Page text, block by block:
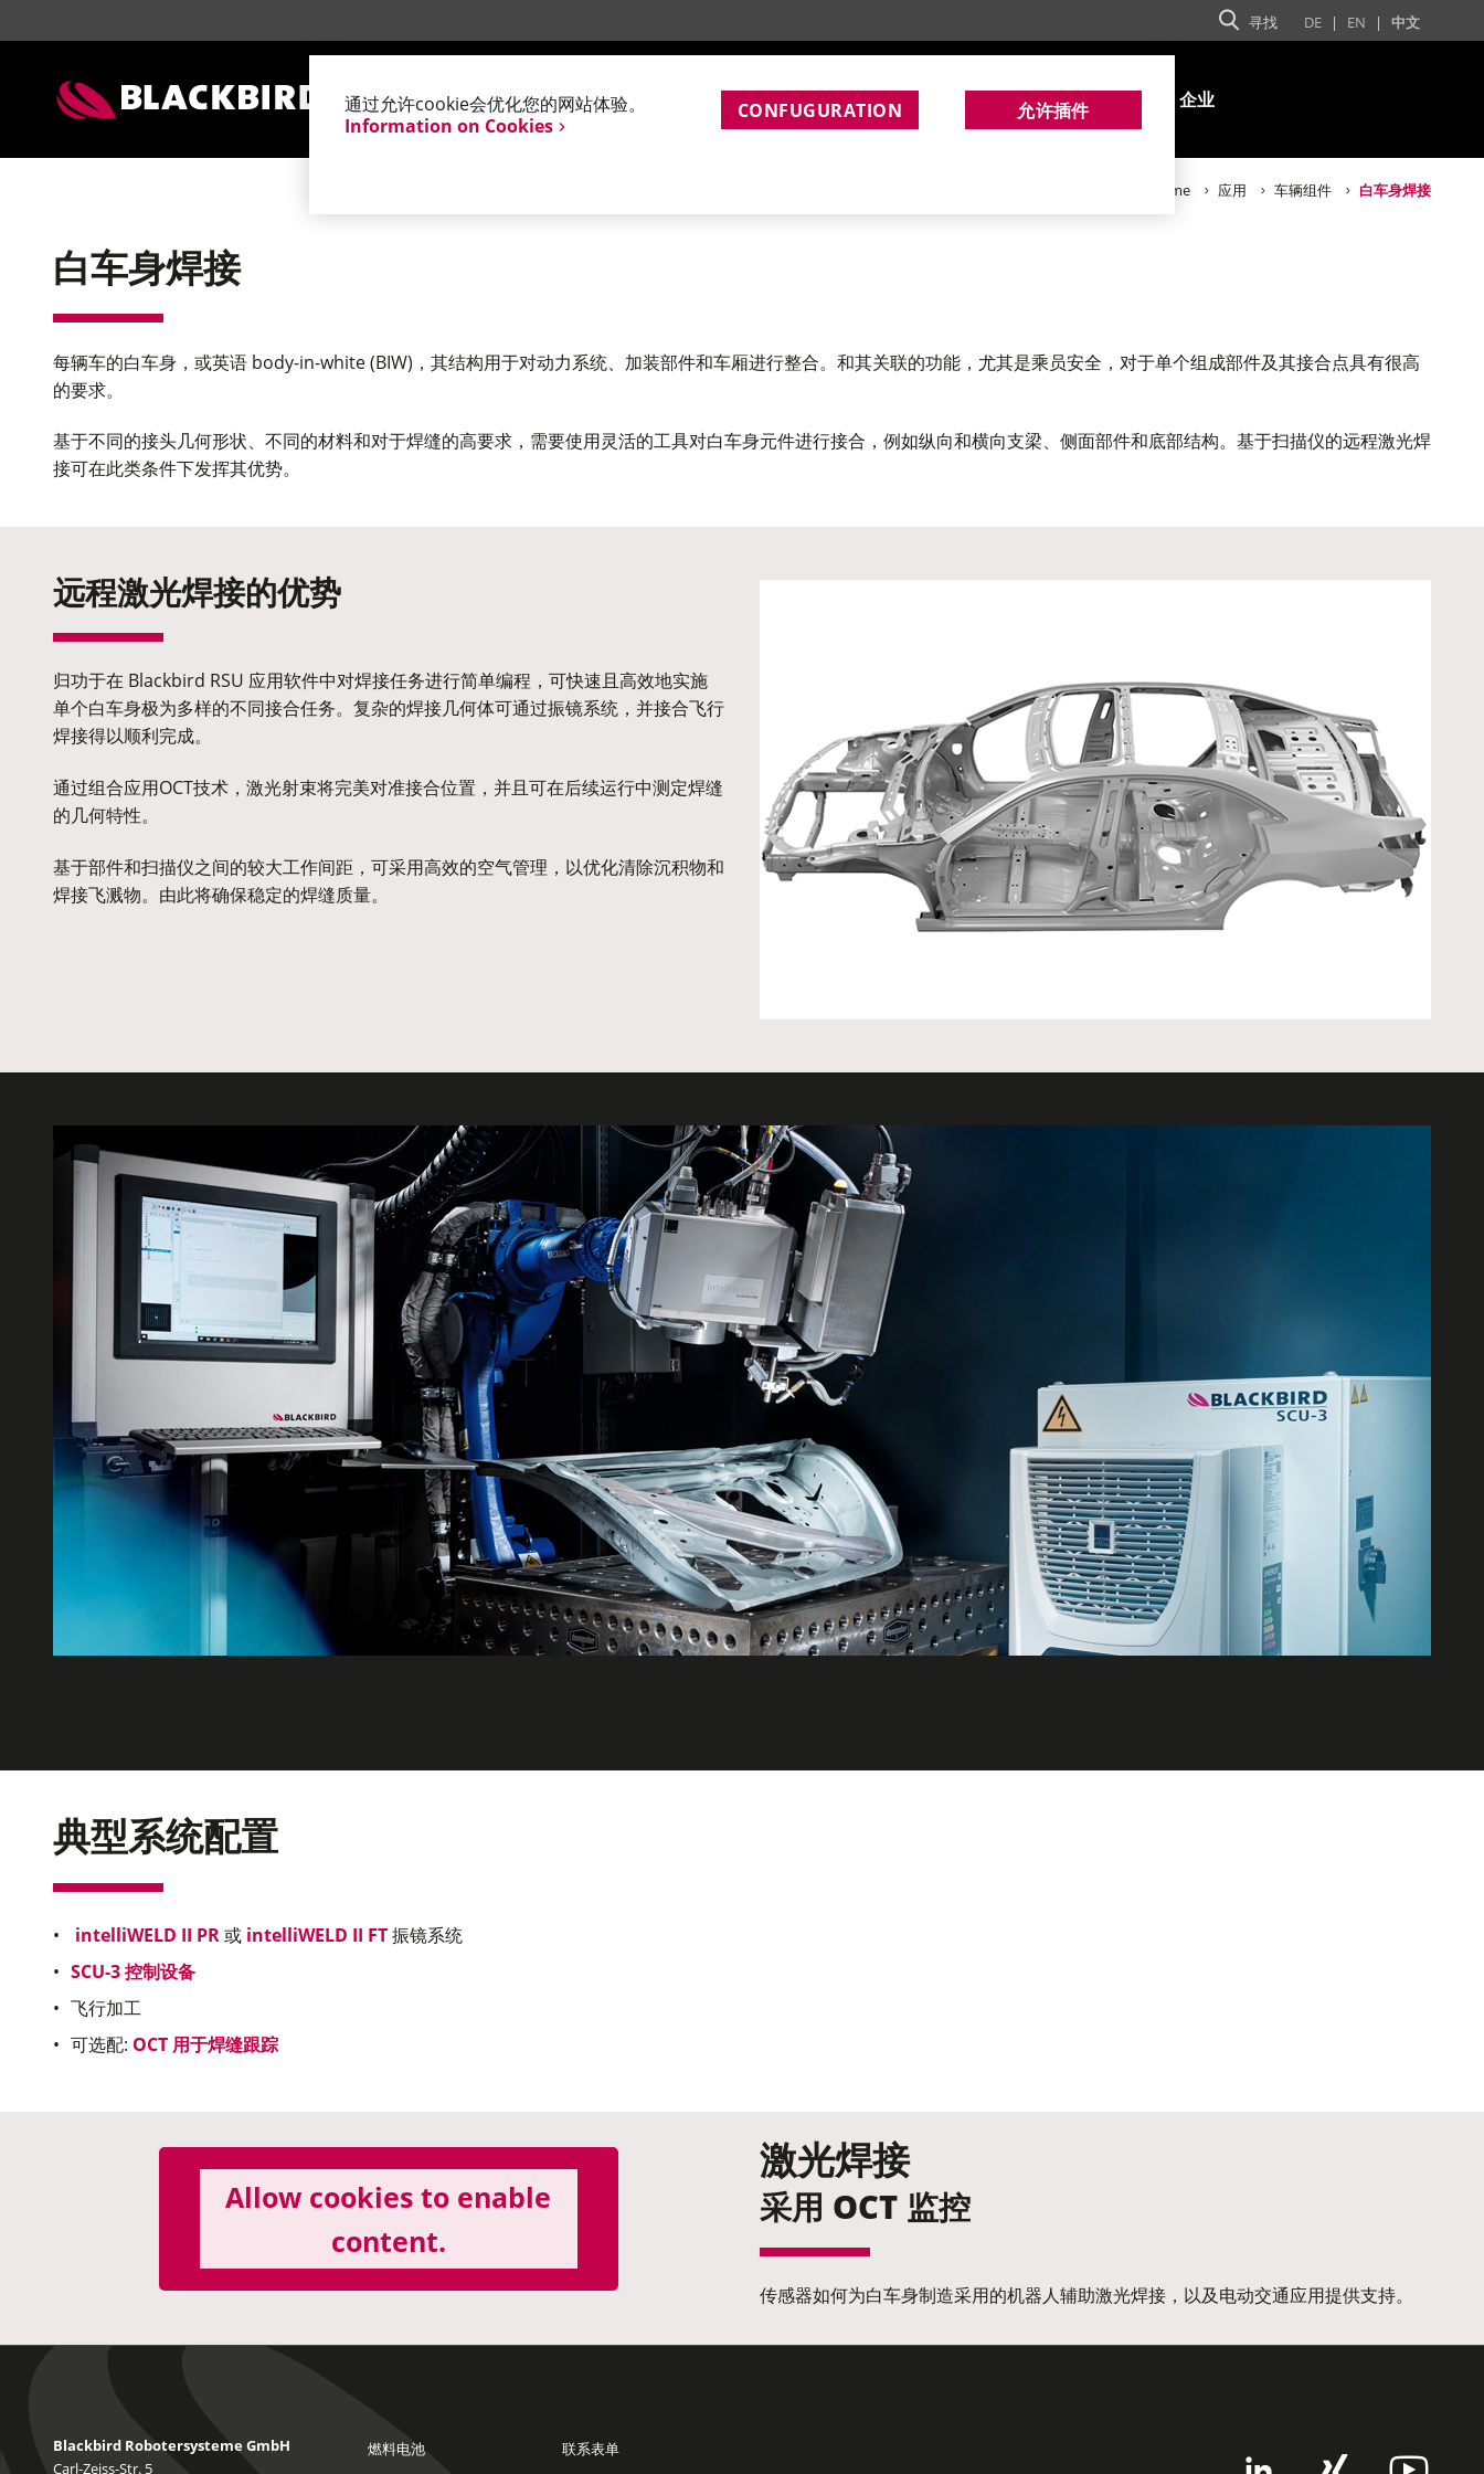
通过允许cookie会优化您的网站体验。 CONFUGURATION
Information on Cookies
允许插件
寻找 DE | EN | 中文
产品 企业
Home 应用 车辆组件 白车身焊接
白车身焊接
每辆车的白车身，或英语 body-in-white (BIW)，其结构用于对动力系统、加装部件和车厢进行整合。和其关联的功能，尤其是乘员安全，对于单个组成部件及其接合点具有很高
的要求。
基于不同的接头几何形状、不同的材料和对于焊缝的高要求，需要使用灵活的工具对白车身元件进行接合，例如纵向和横向支梁、侧面部件和底部结构。基于扫描仪的远程激光焊
接可在此类条件下发挥其优势。
远程激光焊接的优势
归功于在 Blackbird RSU 应用软件中对焊接任务进行简单编程，可快速且高效地实施
单个白车身极为多样的不同接合任务。复杂的焊接几何体可通过振镜系统，并接合飞行
焊接得以顺利完成。
通过组合应用OCT技术，激光射束将完美对准接合位置，并且可在后续运行中测定焊缝
的几何特性。
基于部件和扫描仪之间的较大工作间距，可采用高效的空气管理，以优化清除沉积物和
焊接飞溅物。由此将确保稳定的焊缝质量。
典型系统配置
intelliWELD II PR或 intelliWELD II FT振镜系统
SCU-3 控制设备
飞行加工
可选配: OCT 用于焊缝跟踪
Allow cookies to enable
content.
激光焊接
采用 OCT 监控
传感器如何为白车身制造采用的机器人辅助激光焊接，以及电动交通应用提供支持。
Blackbird Robotersysteme GmbH
Carl-Zeiss-Str. 5
燃料电池 联系表单